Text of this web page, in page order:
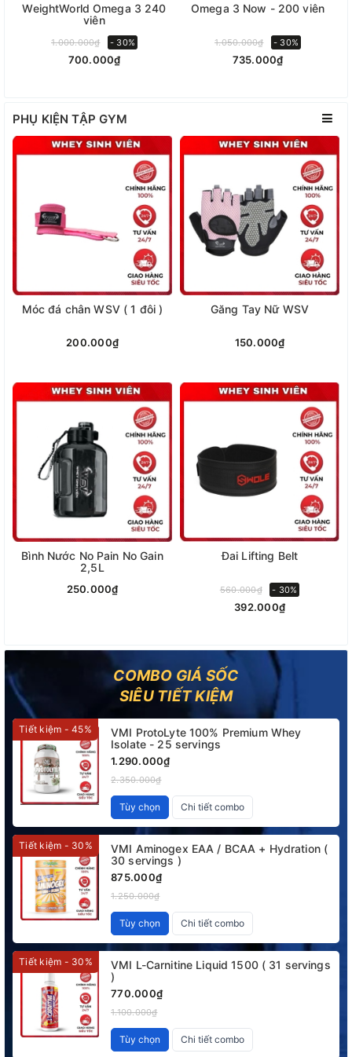
WeightWorld Omega 3 240
viên
1.000.000₫ - 30%
700.000₫
Omega 3 Now - 200 viên
1.050.000₫ - 30%
735.000₫
PHỤ KIỆN TẬP GYM
Móc đá chân WSV ( 1 đôi )
200.000₫
Bình Nước No Pain No Gain
2,5L
250.000₫
Găng Tay Nữ WSV
150.000₫
Đai Lifting Belt
560.000₫ - 30%
392.000₫
COMBO GIÁ SỐC
SIÊU TIẾT KIỆM
Tiết kiệm - 45%
VMI ProtoLyte 100% Premium Whey
Isolate - 25 servings
1.290.000₫
2.350.000₫
Tùy chọn Chi tiết combo
Tiết kiệm - 30%
VMI Aminogex EAA / BCAA + Hydration (
30 servings )
875.000₫
1.250.000₫
Tùy chọn Chi tiết combo
Tiết kiệm - 30%
VMI L-Carnitine Liquid 1500 ( 31 servings
)
770.000₫
1.100.000₫
Tùy chọn Chi tiết combo